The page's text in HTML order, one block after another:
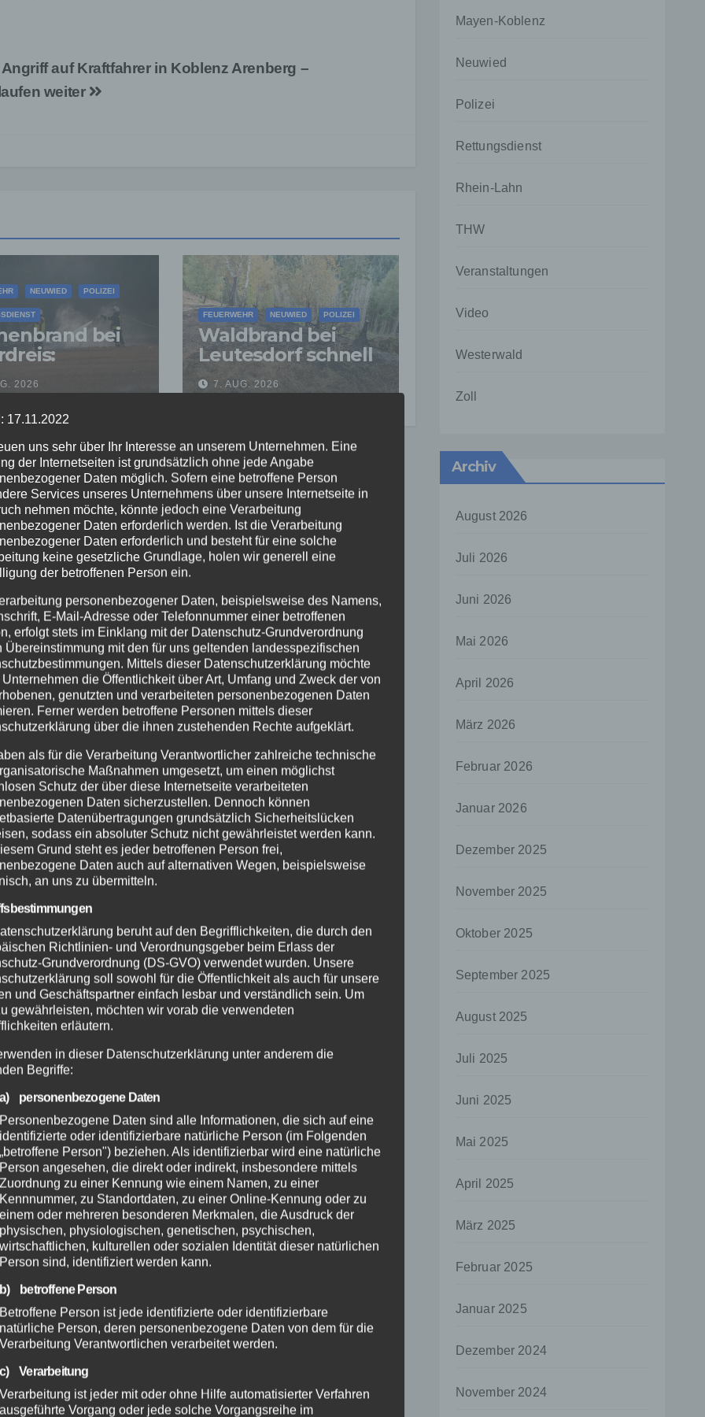
auf Kraftfahrer in Koblenz Arenberg –
weiter
NEUWIED POLIZEI
bei
auf
2026
FEUERWEHR NEUWIED POLIZEI
Waldbrand bei
Leutesdorf schnell
gelöscht –
Feuerwehr warnt
7. AUG. 2026
Mayen-Koblenz
Neuwied
Polizei
Rettungsdienst
Rhein-Lahn
THW
Veranstaltungen
Video
Westerwald
Zoll
Archiv
August 2026
Juli 2026
Juni 2026
Mai 2026
April 2026
März 2026
Februar 2026
Januar 2026
Dezember 2025
November 2025
Oktober 2025
September 2025
August 2025
Juli 2025
Juni 2025
Mai 2025
April 2025
März 2025
Februar 2025
Januar 2025
Dezember 2024
November 2024
17.11.2022
uns sehr über Ihr Interesse an unserem Unternehmen. Eine
der Internetseiten ist grundsätzlich ohne jede Angabe
Daten möglich. Sofern eine betroffene Person
Services unseres Unternehmens über unsere Internetseite in
nehmen möchte, könnte jedoch eine Verarbeitung
Daten erforderlich werden. Ist die Verarbeitung
Daten erforderlich und besteht für eine solche
keine gesetzliche Grundlage, holen wir generell eine
der betroffenen Person ein.
personenbezogener Daten, beispielsweise des Namens,
E-Mail-Adresse oder Telefonnummer einer betroffenen
erfolgt stets im Einklang mit der Datenschutz-Grundverordnung
Übereinstimmung mit den für uns geltenden landesspezifischen
Mittels dieser Datenschutzerklärung möchte
Unternehmen die Öffentlichkeit über Art, Umfang und Zweck der von
genutzten und verarbeiteten personenbezogenen Daten
Ferner werden betroffene Personen mittels dieser
über die ihnen zustehenden Rechte aufgeklärt.
als für die Verarbeitung Verantwortlicher zahlreiche technische
Maßnahmen umgesetzt, um einen möglichst
Schutz der über diese Internetseite verarbeiteten
Daten sicherzustellen. Dennoch können
Datenübertragungen grundsätzlich Sicherheitslücken
sodass ein absoluter Schutz nicht gewährleistet werden kann.
Grund steht es jeder betroffenen Person frei,
Daten auch auf alternativen Wegen, beispielsweise
an uns zu übermitteln.
beruht auf den Begrifflichkeiten, die durch den
Richtlinien- und Verordnungsgeber beim Erlass der
Grundverordnung (DS-GVO) verwendet wurden. Unsere
soll sowohl für die Öffentlichkeit als auch für unsere
und Geschäftspartner einfach lesbar und verständlich sein. Um
gewährleisten, möchten wir vorab die verwendeten
erläutern.
in dieser Datenschutzerklärung unter anderem die
Begriffe:
a) personenbezogene Daten
Personenbezogene Daten sind alle Informationen, die sich auf eine
identifizierte oder identifizierbare natürliche Person (im Folgenden
„betroffene Person") beziehen. Als identifizierbar wird eine natürliche
Person angesehen, die direkt oder indirekt, insbesondere mittels
Zuordnung zu einer Kennung wie einem Namen, zu einer
Kennnummer, zu Standortdaten, zu einer Online-Kennung oder zu
einem oder mehreren besonderen Merkmalen, die Ausdruck der
physischen, physiologischen, genetischen, psychischen,
wirtschaftlichen, kulturellen oder sozialen Identität dieser natürlichen
Person sind, identifiziert werden kann.
b) betroffene Person
Betroffene Person ist jede identifizierte oder identifizierbare
natürliche Person, deren personenbezogene Daten von dem für die
Verarbeitung Verantwortlichen verarbeitet werden.
c) Verarbeitung
Verarbeitung ist jeder mit oder ohne Hilfe automatisierter Verfahren
ausgeführte Vorgang oder jede solche Vorgangsreihe im